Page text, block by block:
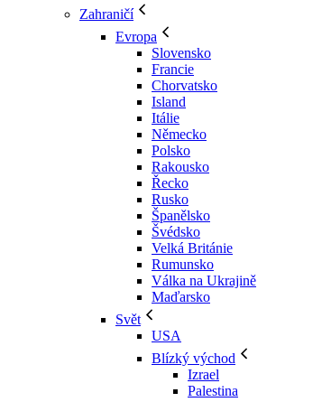
Zahraničí
Evropa
Slovensko
Francie
Chorvatsko
Island
Itálie
Německo
Polsko
Rakousko
Řecko
Rusko
Španělsko
Švédsko
Velká Británie
Rumunsko
Válka na Ukrajině
Maďarsko
Svět
USA
Blízký východ
Izrael
Palestina